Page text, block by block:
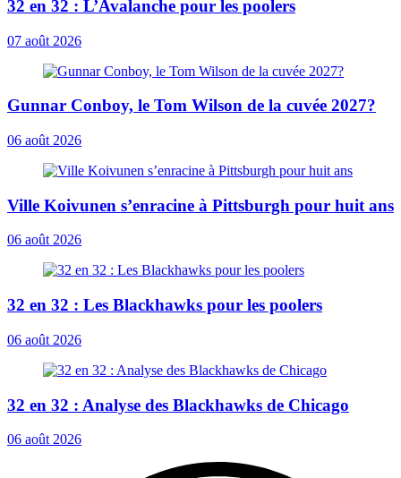
32 en 32 : L’Avalanche pour les poolers
07 août 2026
Gunnar Conboy, le Tom Wilson de la cuvée 2027?
06 août 2026
Ville Koivunen s’enracine à Pittsburgh pour huit ans
06 août 2026
32 en 32 : Les Blackhawks pour les poolers
06 août 2026
32 en 32 : Analyse des Blackhawks de Chicago
06 août 2026